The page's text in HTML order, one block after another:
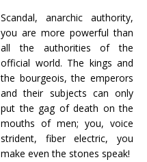
Scandal, anarchic authority,
you are more powerful than
all the authorities of the
official world. The kings and
the bourgeois, the emperors
and their subjects can only
put the gag of death on the
mouths of men; you, voice
strident, fiber electric, you
make even the stones speak!